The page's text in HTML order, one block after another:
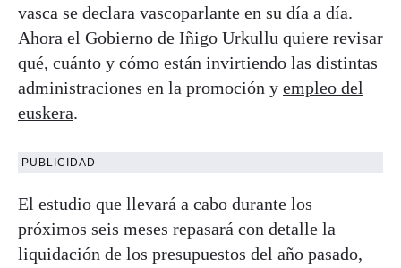
vasca se declara vascoparlante en su día a día.
Ahora el Gobierno de Iñigo Urkullu quiere revisar
qué, cuánto y cómo están invirtiendo las distintas
administraciones en la promoción y empleo del
euskera.
PUBLICIDAD
El estudio que llevará a cabo durante los
próximos seis meses repasará con detalle la
liquidación de los presupuestos del año pasado,